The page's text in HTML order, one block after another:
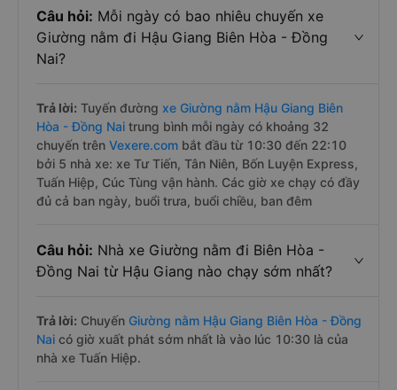
Câu hỏi: Mỗi ngày có bao nhiêu chuyến xe
Giường nằm đi Hậu Giang Biên Hòa - Đồng
Nai?
Trả lời: Tuyến đường xe Giường nằm Hậu Giang Biên
Hòa - Đồng Nai trung bình mỗi ngày có khoảng 32
chuyến trên Vexere.com bắt đầu từ 10:30 đến 22:10
bởi 5 nhà xe: xe Tư Tiến, Tân Niên, Bốn Luyện Express,
Tuấn Hiệp, Cúc Tùng vận hành. Các giờ xe chạy có đầy
đủ cả ban ngày, buổi trưa, buổi chiều, ban đêm
Câu hỏi: Nhà xe Giường nằm đi Biên Hòa -
Đồng Nai từ Hậu Giang nào chạy sớm nhất?
Trả lời: Chuyến Giường nằm Hậu Giang Biên Hòa - Đồng
Nai có giờ xuất phát sớm nhất là vào lúc 10:30 là của
nhà xe Tuấn Hiệp.